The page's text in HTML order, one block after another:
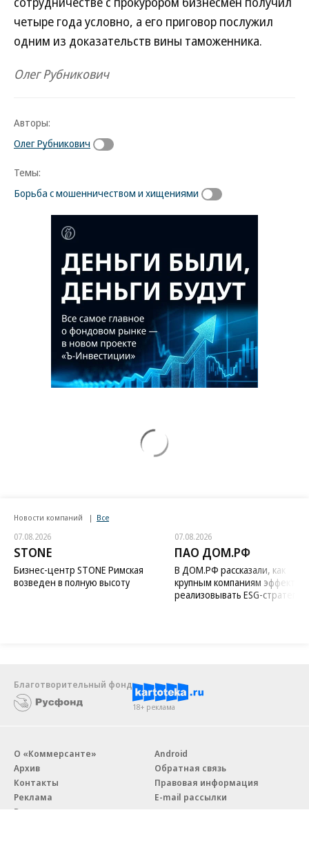
четыре года условно, а его приговор послужил
одним из доказательств вины таможенника.
Олег Рубникович
Авторы:
Олег Рубникович
Темы:
Борьба с мошенничеством и хищениями
Новости компаний Все
07.08.2026
STONE
Бизнес-центр STONE Римская
возведен в полную высоту
07.08.2026
ПАО ДОМ.РФ
В ДОМ.РФ рассказали, как
крупным компаниям
реализовывать ESG-стратегию
Благотворительный фонд
18+ реклама
О «Коммерсанте»
Архив
Контакты
Реклама
Вакансии
Android
Обратная связь
Правовая информация
E-mail рассылки